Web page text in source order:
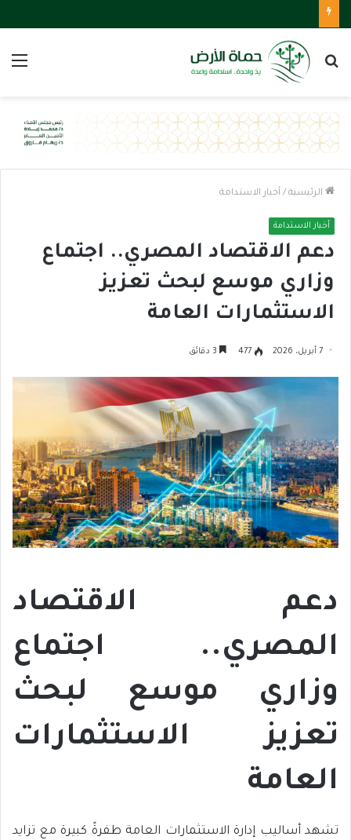
بحث
الرئيسية / أخبار الاستدامة
أخبار الاستدامة
دعم الاقتصاد المصري.. اجتماع
وزاري موسع لبحث تعزيز
الاستثمارات العامة
7 أبريل، 2026 477
دعم الاقتصاد
المصري.. اجتماع
وزاري موسع لبحث
تعزيز الاستثمارات
العامة
تشهد أساليب إدارة الاستثمارات العامة طفرةً كبيرة مع تزايد